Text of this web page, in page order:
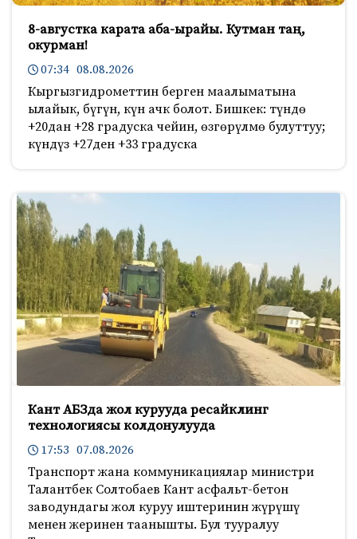
8-августка карата аба-ырайы. Кутман таң,
окурман!
07:34 08.08.2026
Кыргызгидрометтин берген маалыматына
ылайык, бүгүн, күн ачк болот. Бишкек: түндө
+20дан +28 градуска чейин, өзгөрүлмө булуттуу;
күндүз +27ден +33 градуска
Кант АБЗда жол курууда ресайклинг
технологиясы колдонулууда
17:53 07.08.2026
Транспорт жана коммуникациялар министри
Талантбек Солтобаев Кант асфальт-бетон
заводундагы жол куруу иштеринин жүрүшү
менен жеринен таанышты. Бул тууралуу